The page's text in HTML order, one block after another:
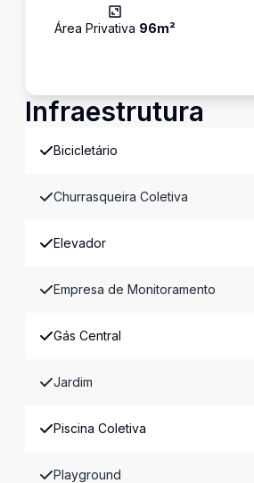
Área Privativa 96m²
Infraestrutura
Bicicletário
Churrasqueira Coletiva
Elevador
Empresa de Monitoramento
Gás Central
Jardim
Piscina Coletiva
Playground